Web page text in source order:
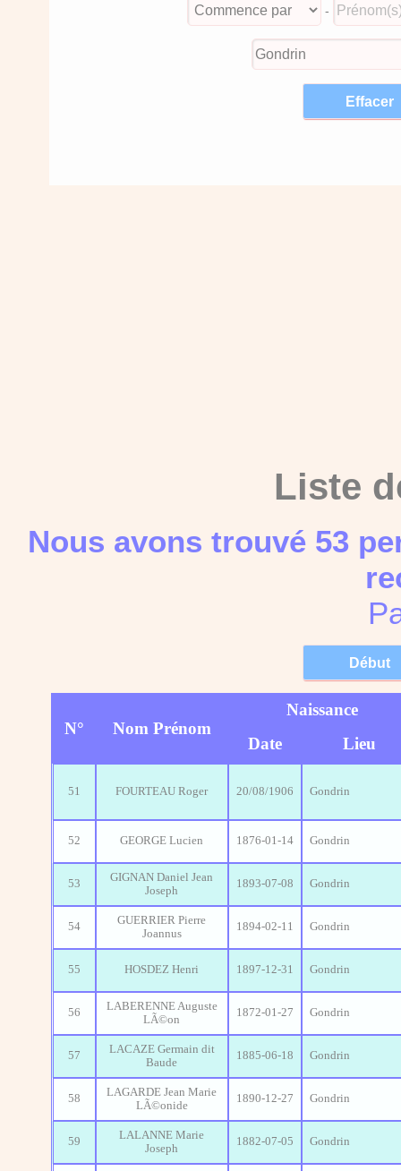
-
Liste
Nous avons trouvé 53
N° Nom Prénom
Naissance
Date
Lieu
51 FOURTEAU Roger 20/08/1906 Gondrin
52 GEORGE Lucien 1876-01-14 Gondrin
53
GIGNAN Daniel Jean
Joseph
1893-07-08 Gondrin
54
GUERRIER Pierre
Joannus
1894-02-11 Gondrin
55 HOSDEZ Henri 1897-12-31 Gondrin
56
LABERENNE Auguste
LÃ©on
1872-01-27 Gondrin
57
LACAZE Germain dit
Baude
1885-06-18 Gondrin
58
LAGARDE Jean Marie
LÃ©onide
1890-12-27 Gondrin
59
LALANNE Marie
Joseph
1882-07-05 Gondrin